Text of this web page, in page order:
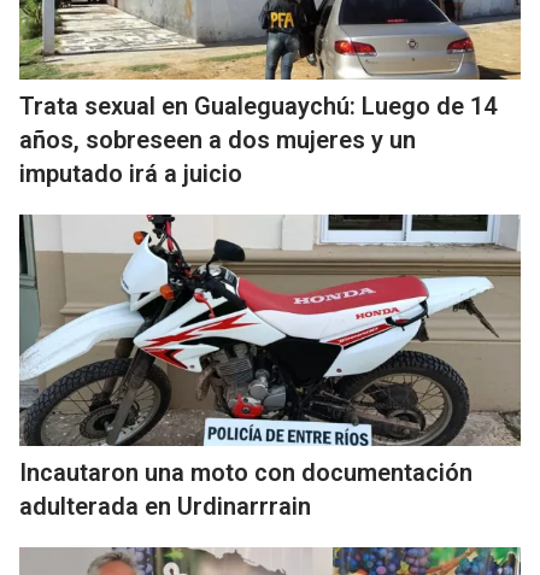
Trata sexual en Gualeguaychú: Luego de 14
años, sobreseen a dos mujeres y un
imputado irá a juicio
Incautaron una moto con documentación
adulterada en Urdinarrrain